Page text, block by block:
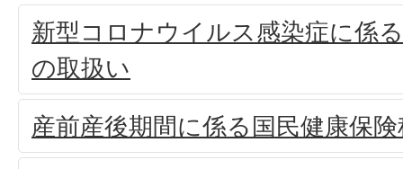
新型コロナウイルス感染症に係
の取扱い
産前産後期間に係る国民健康保